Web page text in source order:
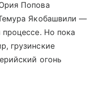
Попова
Якобашвили —
Но пока
грузинские
огонь